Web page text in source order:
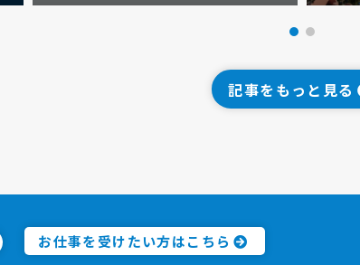
記事をもっと見る
お仕事を受けたい方はこちら